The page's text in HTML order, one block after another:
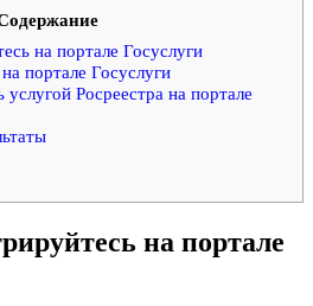
на портале Госуслуги
портале Госуслуги
Росреестра на портале
на портале